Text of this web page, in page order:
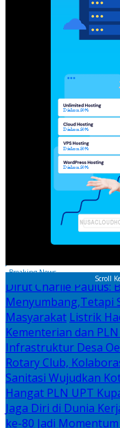
Scroll
Breaking News
Dirut Charlie Paulus:
Menyumbang,Tetapi
Masyarakat Listrik
Kementerian dan
Infrastruktur Desa
Rotary Club,
Sanitasi Wujudkan
Hangat PLN UPT
Jaga Diri di Dunia
ke-80 Jadi